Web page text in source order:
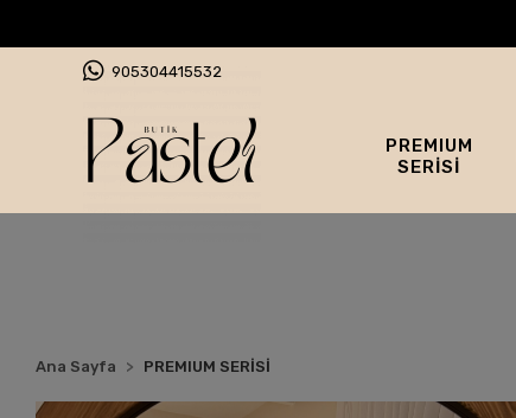
905304415532
PREMIUM
SERİSİ
Ana Sayfa PREMIUM SERİSİ